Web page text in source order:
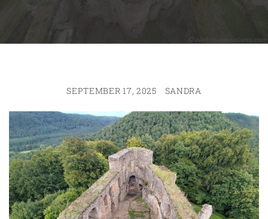
SEPTEMBER 17, 2025 SANDRA